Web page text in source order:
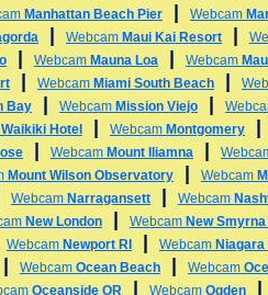
Manhattan Beach Pier Webcam
Webcam Maui Kai Resort
Webcam Mauna Loa Webcam
Webcam Miami South Beach
Bay Webcam Mission Viejo
Hotel Webcam Montgomery
Webcam Mount Iliamna
Mount Wilson Observatory Webcam
Webcam Narragansett Webcam
New London Webcam New
Webcam Newport RI Webcam Niagara
Webcam Ocean Beach Webcam
Oceanside OR Webcam Ogden